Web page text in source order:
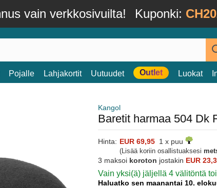
vain verkkosivuilta! Kuponki:
Pojalle Lahjakortit Uutuudet Outlet Luokat
Kangol
Baretit harmaa 504 Dk
Hinta: EUR 69,95 1 x puu
(Lisää koriin osallistuaksesi
3 maksoi koroton jostakin EUR
Vain yksi(ä) jäljellä 4 välitöntä
Haluatko sen maanantai 10.